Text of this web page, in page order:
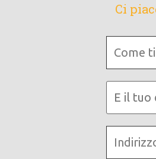
Ci
chiami?
E
tuo
email